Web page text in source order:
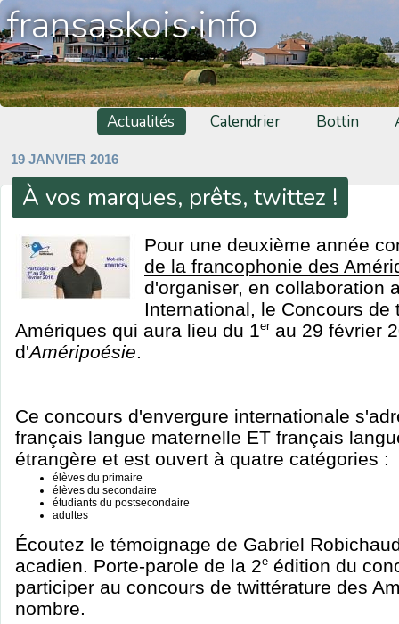
fransaskois·info
Actualités Calendrier Bottin
19 JANVIER 2016
À vos marques, prêts, twittez !
Pour une deuxième année
de la francophonie des
d'organiser, en collaboration
International, le Concours de
Amériques qui aura lieu du 1erau 29 février
d'Améripoésie.
Ce concours d'envergure internationale
français langue maternelle ET français
étrangère et est ouvert à quatre catégories :
élèves du primaire
élèves du secondaire
étudiants du postsecondaire
adultes
Écoutez le témoignage de Gabriel
acadien. Porte-parole de la 2e édition du
participer au concours de twittérature des
nombre.